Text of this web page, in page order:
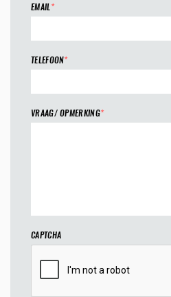
EMAIL*
TELEFOON*
VRAAG/ OPMERKING*
CAPTCHA